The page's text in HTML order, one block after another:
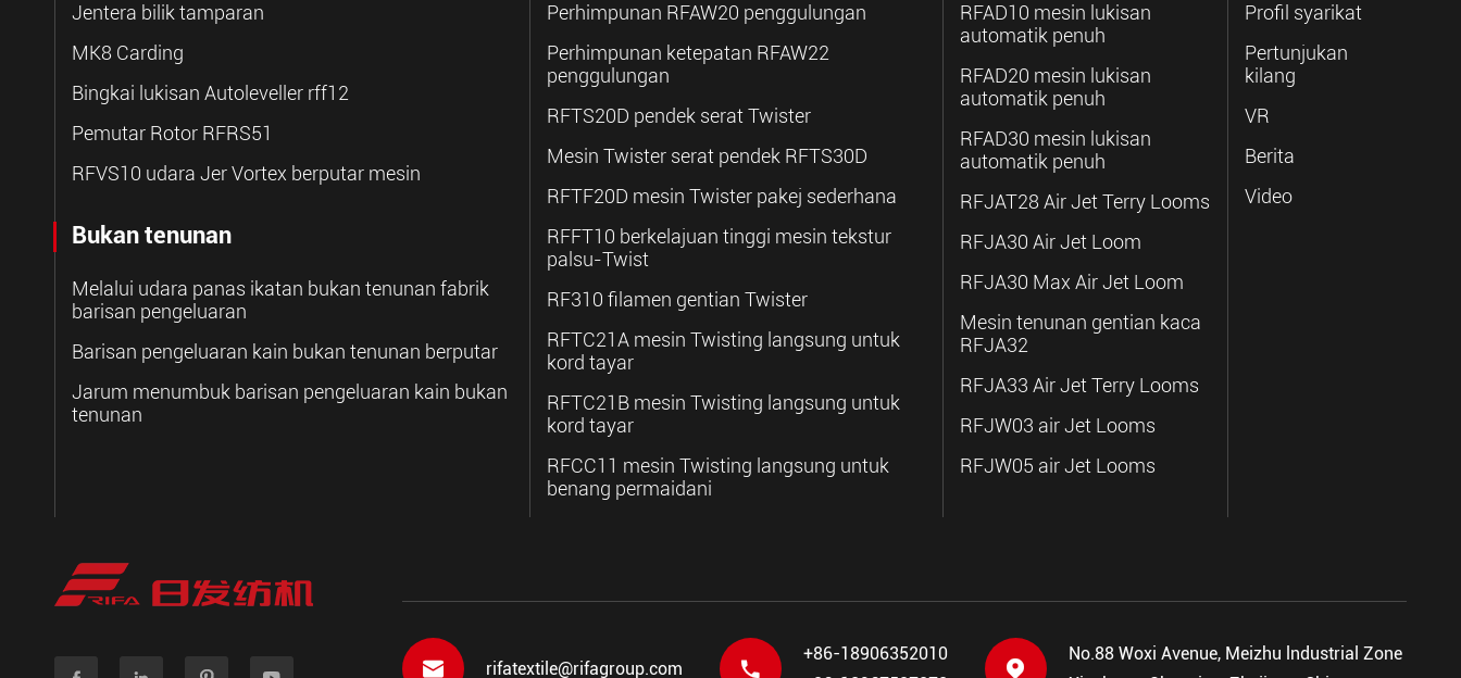
Jentera bilik tamparan
MK8 Carding
Bingkai lukisan Autoleveller rff12
Pemutar Rotor RFRS51
RFVS10 udara Jer Vortex berputar mesin
Bukan tenunan
Melalui udara panas ikatan bukan tenunan fabrik
barisan pengeluaran
Barisan pengeluaran kain bukan tenunan berputar
Jarum menumbuk barisan pengeluaran kain bukan
tenunan
Perhimpunan RFAW20 penggulungan
Perhimpunan ketepatan RFAW22
penggulungan
RFTS20D pendek serat Twister
Mesin Twister serat pendek RFTS30D
RFTF20D mesin Twister pakej sederhana
RFFT10 berkelajuan tinggi mesin tekstur
palsu-Twist
RF310 filamen gentian Twister
RFTC21A mesin Twisting langsung untuk
kord tayar
RFTC21B mesin Twisting langsung untuk
kord tayar
RFCC11 mesin Twisting langsung untuk
benang permaidani
RFAD10 mesin lukisan
automatik penuh
RFAD20 mesin lukisan
automatik penuh
RFAD30 mesin lukisan
automatik penuh
RFJAT28 Air Jet Terry Looms
RFJA30 Air Jet Loom
RFJA30 Max Air Jet Loom
Mesin tenunan gentian kaca
RFJA32
RFJA33 Air Jet Terry Looms
RFJW03 air Jet Looms
RFJW05 air Jet Looms
Profil syarikat
Pertunjukan
kilang
VR
Berita
Video
 rifatextile@rifagroup.com 
+86-18906352010

No.88 Woxi Avenue, Meizhu lndustrial Zone